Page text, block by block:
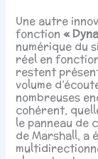
Une autre
fonction«
numérique du
réel en
restent
volume
nombreuses
cohérent,
le panneau de
de Marshall, a